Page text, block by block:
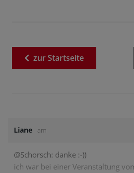
zurStartseite
Liane am
@Schorsch: danke :-))
ich war bei einer Veranstaltung